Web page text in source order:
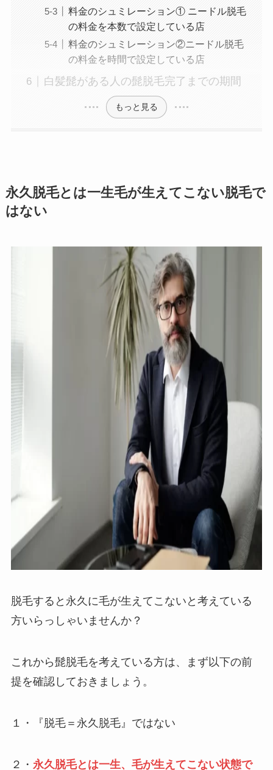
料金のシュミレーション① ニードル脱毛
の料金を本数で設定している店
料金のシュミレーション②ニードル脱毛
の料金を時間で設定している店
白髪髭がある人の髭脱毛完了までの期間
もっと見る
永久脱毛とは一生毛が生えてこない脱毛で
はない
脱毛すると永久に毛が生えてこないと考えている
方いらっしゃいませんか？
これから髭脱毛を考えている方は、まず以下の前
提を確認しておきましょう。
１・『脱毛＝永久脱毛』ではない
２・ 永久脱毛とは一生、毛が生えてこない状態で